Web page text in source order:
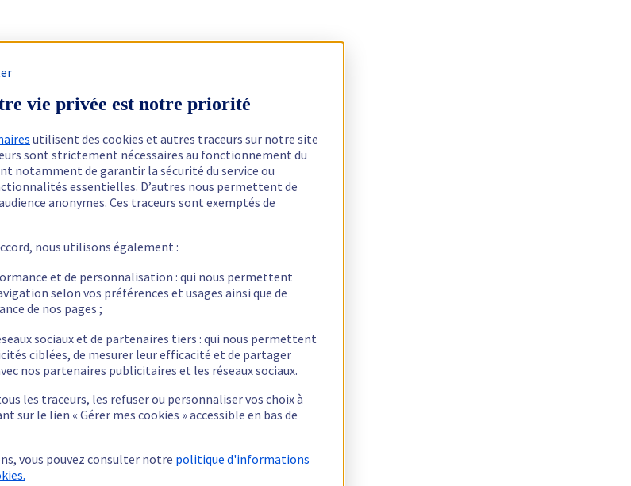
vie privée est notre priorité
utilisent des cookies et autres traceurs sur notre site
sont strictement nécessaires au fonctionnement du
notamment de garantir la sécurité du service ou
essentielles. D’autres nous permettent de
anonymes. Ces traceurs sont exemptés de
nous utilisons également :
et de personnalisation : qui nous permettent
selon vos préférences et usages ainsi que de
de nos pages ;
sociaux et de partenaires tiers : qui nous permettent
ciblées, de mesurer leur efficacité et de partager
nos partenaires publicitaires et les réseaux sociaux.
les traceurs, les refuser ou personnaliser vos choix à
sur le lien « Gérer mes cookies » accessible en bas de
vous pouvez consulter notre politique d'informations